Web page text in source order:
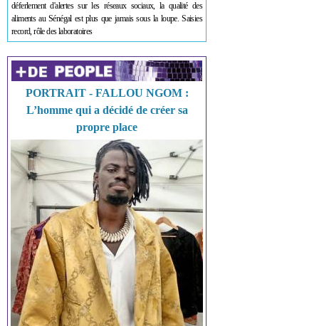
déferlement d'alertes sur les réseaux sociaux, la qualité des
aliments au Sénégal est plus que jamais sous la loupe. Saisies
record, rôle des laboratoires
PORTRAIT - FALLOU NGOM :
L’homme qui a décidé de créer sa
propre place